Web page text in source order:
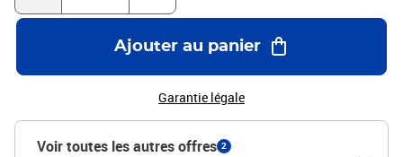
Ajouter au panier
Garantie légale
Voir toutes les autres offres 2